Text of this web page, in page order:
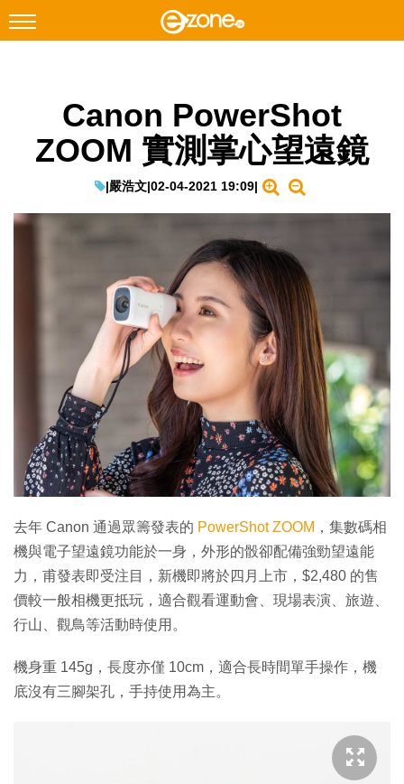
Facebook Instagram
科技焦點
遊戲動漫
生成式AI與雲端應用
Enterprise Digital Transformation
Canon PowerShot
ZOOM 實測掌心望遠鏡
|嚴浩文|02-04-2021 19:09|
去年 Canon 通過眾籌發表的 PowerShot ZOOM ，集數碼相
機與電子望遠鏡功能於一身，外形的骰卻配備強勁望遠能
力，甫發表即受注目，新機即將於四月上市，$2,480 的售
價較一般相機更抵玩，適合觀看運動會、現場表演、旅遊、
行山、觀鳥等活動時使用。
機身重 145g，長度亦僅 10cm，適合長時間單手操作，機
底沒有三腳架孔，手持使用為主。